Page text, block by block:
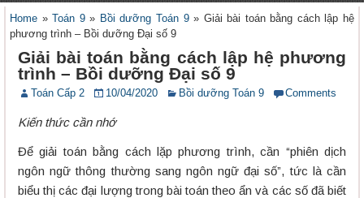
Home »Toán 9» Bồi dưỡng Toán 9» Giải bài toán bằng cách lập hệ
phương trình – Bồi dưỡng Đại số 9
Giải bài toán bằng cách lập hệ phương
trình – Bồi dưỡng Đại số 9
Toán Cấp 2 10/04/2020 Bồi dưỡng Toán 9 Comments
Kiến thức cần nhớ
Để giải toán bằng cách lặp phương trình, cần “phiên dịch
ngôn ngữ thông thường sang ngôn ngữ đại số”, tức là cần
biểu thị các đại lượng trong bài toán theo ẩn và các số đã biết